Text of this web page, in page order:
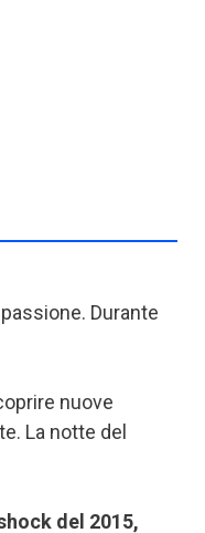
Durante
nuove
La notte del
del 2015,